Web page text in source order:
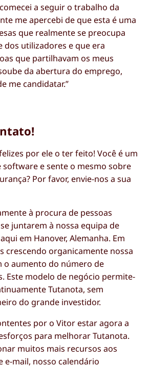
a seguir o trabalho da
me apercebi de que esta é uma
que realmente se preocupa
dos utilizadores e que era
que partilhavam os meus
da abertura do emprego,
me candidatar.”
por ele o ter feito! Você é um
software e sente o mesmo sobre
Por favor, envie-nos a sua
à procura de pessoas
juntarem à nossa equipa de
em Hanover, Alemanha. Em
crescendo organicamente nossa
o aumento do número de
Este modelo de negócio permite-
Tutanota, sem
do grande investidor.
por o Vitor estar agora a
para melhorar Tutanota.
muitos mais recursos aos
e-mail, nosso calendário